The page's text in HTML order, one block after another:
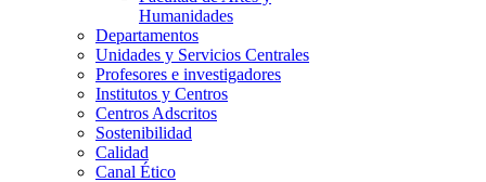
Humanidades
Departamentos
Unidades y Servicios Centrales
Profesores e investigadores
Institutos y Centros
Centros Adscritos
Sostenibilidad
Calidad
Canal Ético